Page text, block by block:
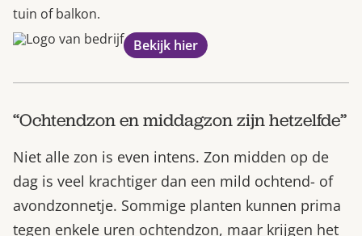
tuin of balkon.
Bekijk hier
“Ochtendzon en middagzon zijn hetzelfde”
Niet alle zon is even intens. Zon midden op de
dag is veel krachtiger dan een mild ochtend- of
avondzonnetje. Sommige planten kunnen prima
tegen enkele uren ochtendzon, maar krijgen het